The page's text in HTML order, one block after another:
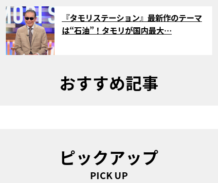
サムネイル
『タモリステーション』最新作のテーマ
は“石油”！タモリが国内最大…
おすすめ記事
ピックアップ
PICK UP